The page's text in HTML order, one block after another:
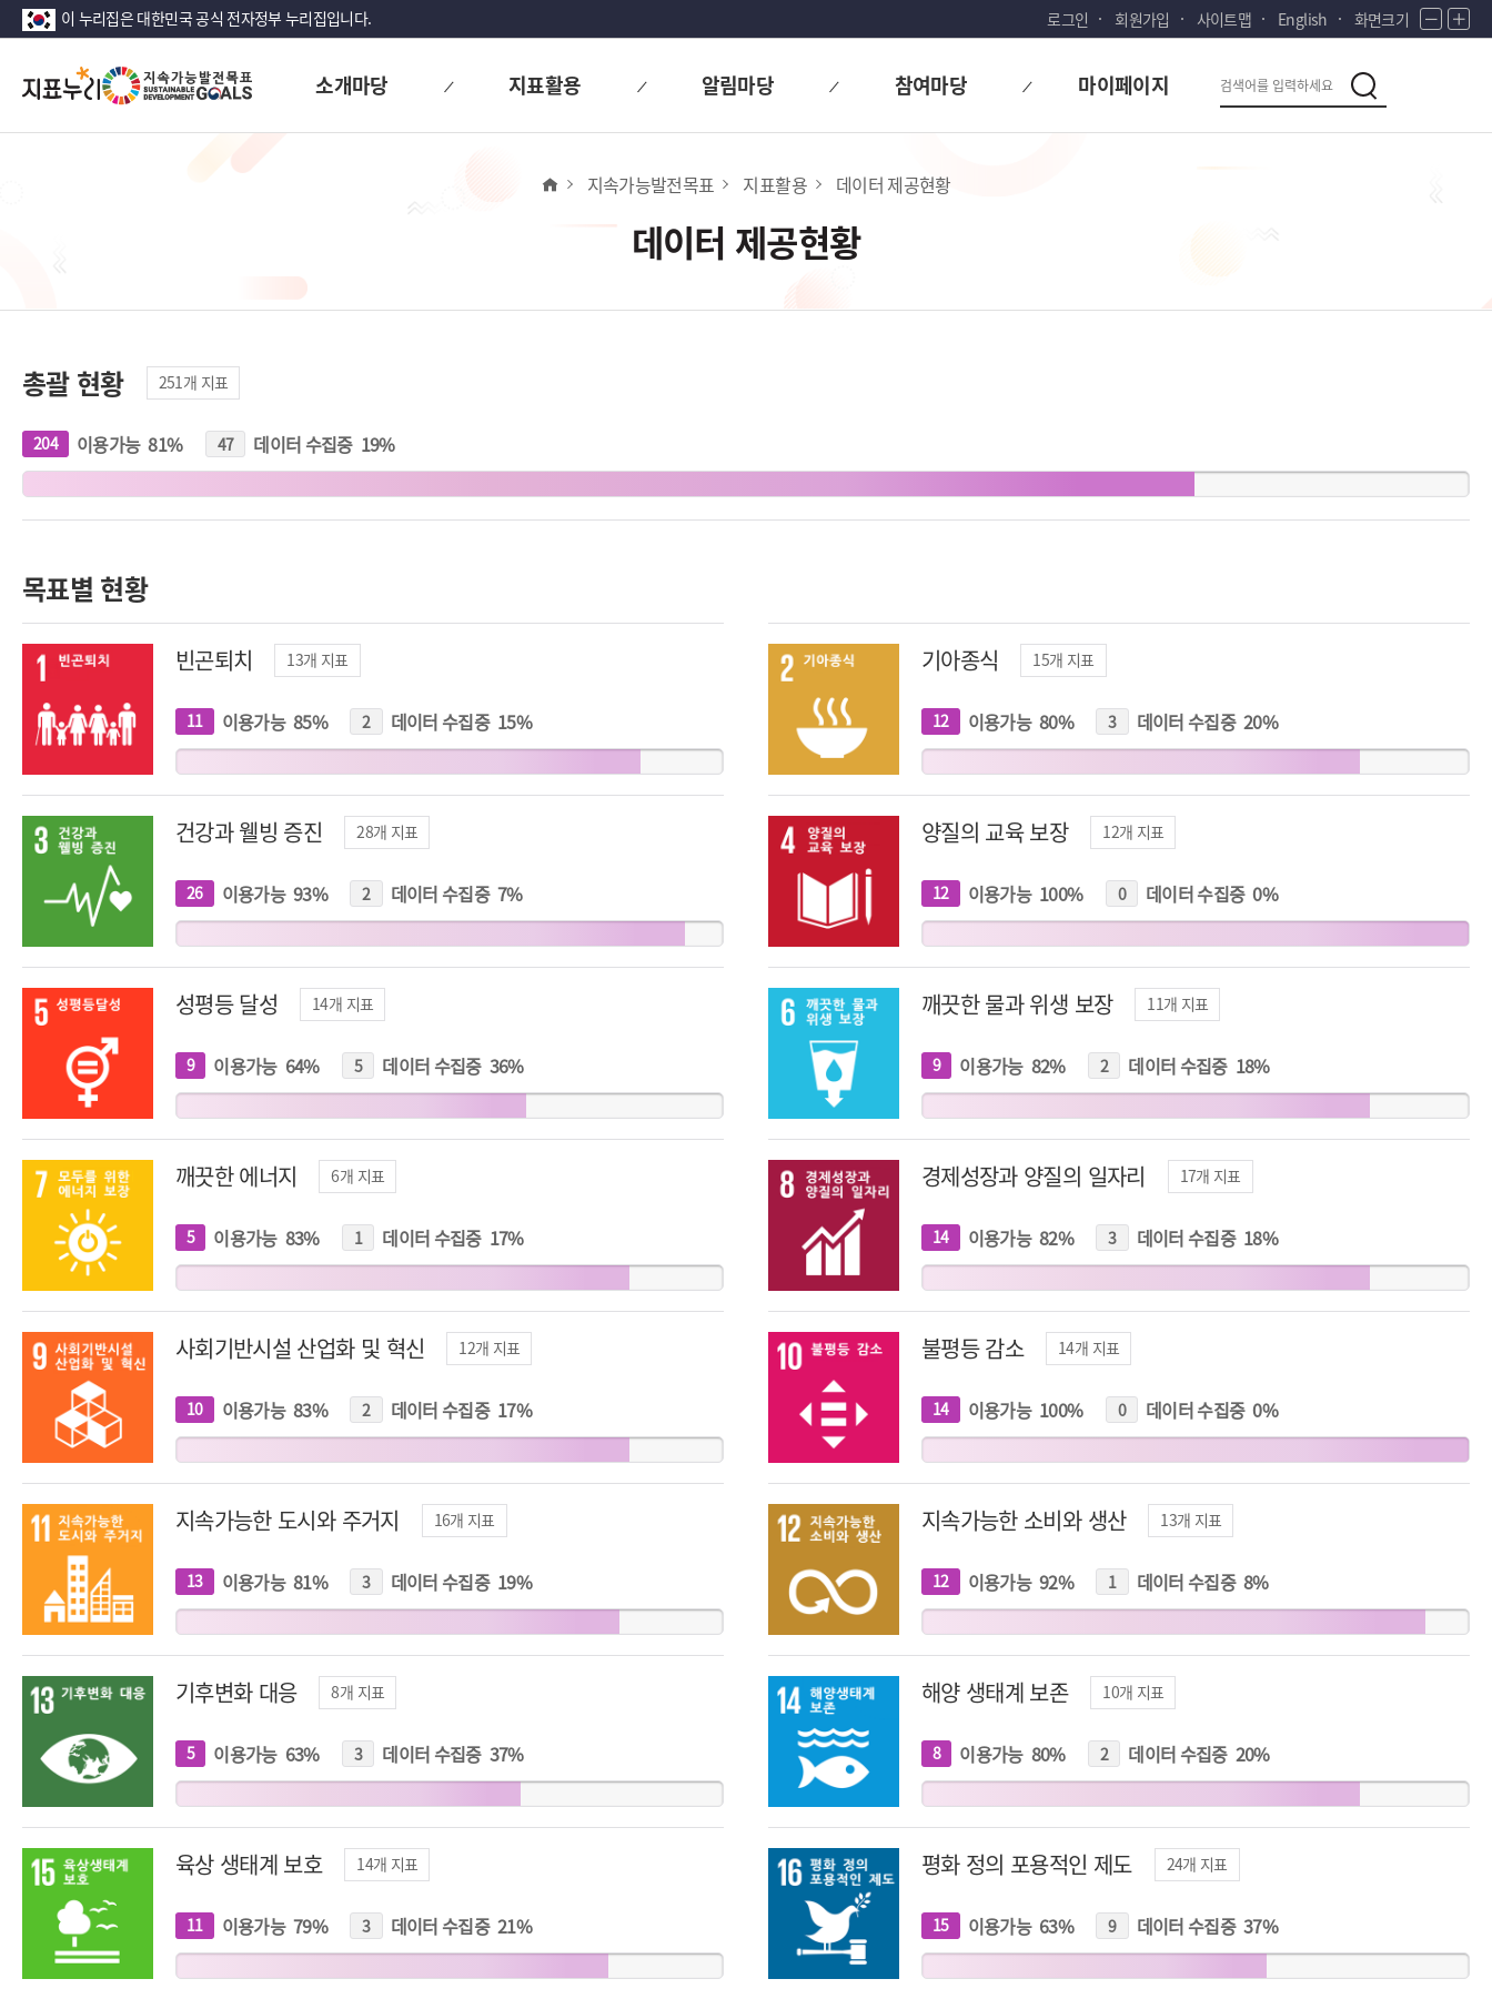
이 누리집은 대한민국 공식 전자정부 누리집입니다. 로그인 회원가입 사이트맵 English 화면크기
화
화
지
표
누
민
소개마당 지표활용 알림마당 참여마당 마이페이지
검
색
검
홈 지속가능발전목표 지표활용 데이터 제공현황
데이터 제공현황
총괄 현황 251개 지표
204개
지
표
이용가능 81% 47개
지
표
데이터 수집중 19%
목표별 현황
빈곤퇴치 13개 지표
11개
지
표
이용가능 85% 2개
지
표
데이터 수집중 15%
기아종식 15개 지표
12개
지
표
이용가능 80% 3개
지
표
데이터 수집중 20%
건강과 웰빙 증진 28개 지표
26개
지
표
이용가능 93% 2개
지
표
데이터 수집중 7%
양질의 교육 보장 12개 지표
12개
지
표
이용가능 100% 0개
지
표
데이터 수집중 0%
성평등 달성 14개 지표
9개
지
표
이용가능 64% 5개
지
표
데이터 수집중 36%
깨끗한 물과 위생 보장 11개 지표
9개
지
표
이용가능 82% 2개
지
표
데이터 수집중 18%
깨끗한 에너지 6개 지표
5개
지
표
이용가능 83% 1개
지
표
데이터 수집중 17%
경제성장과 양질의 일자리 17개 지표
14개
지
표
이용가능 82% 3개
지
표
데이터 수집중 18%
사회기반시설 산업화 및 혁신 12개 지표
10개
지
표
이용가능 83% 2개
지
표
데이터 수집중 17%
불평등 감소 14개 지표
14개
지
표
이용가능 100% 0개
지
표
데이터 수집중 0%
지속가능한 도시와 주거지 16개 지표
13개
지
표
이용가능 81% 3개
지
표
데이터 수집중 19%
지속가능한 소비와 생산 13개 지표
12개
지
표
이용가능 92% 1개
지
표
데이터 수집중 8%
기후변화 대응 8개 지표
5개
지
표
이용가능 63% 3개
지
표
데이터 수집중 37%
해양 생태계 보존 10개 지표
8개
지
표
이용가능 80% 2개
지
표
데이터 수집중 20%
육상 생태계 보호 14개 지표
11개
지
표
이용가능 79% 3개
지
표
데이터 수집중 21%
평화 정의 포용적인 제도 24개 지표
15개
지
표
이용가능 63% 9개
지
표
데이터 수집중 37%